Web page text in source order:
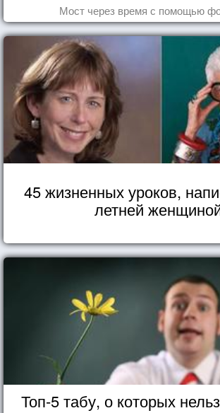
Мост через время с помощью
45 жизненных уроков,
летней
Топ-5 табу, о которых